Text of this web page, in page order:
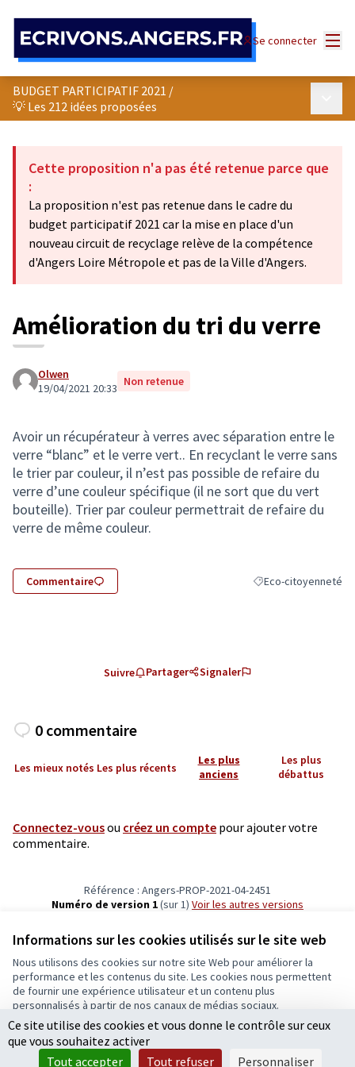
Informations sur les cookies utilisés sur le site web
Nous utilisons des cookies sur notre site Web pour améliorer la
performance et les contenus du site. Les cookies nous permettent
de fournir une expérience utilisateur et un contenu plus
personnalisés à partir de nos canaux de médias sociaux.
Tout accepter
Accepter seulement les cookies essentiels
Se connecter
BUDGET PARTICIPATIF 2021 /
💡 Les 212 idées proposées
Cette proposition n'a pas été retenue parce que
:
La proposition n'est pas retenue dans le cadre du
budget participatif 2021 car la mise en place d'un
nouveau circuit de recyclage relève de la compétence
d'Angers Loire Métropole et pas de la Ville d'Angers.
Amélioration du tri du verre
Olwen
19/04/2021 20:33 Non retenue
Avoir un récupérateur à verres avec séparation entre le
verre “blanc” et le verre vert.. En recyclant le verre sans
le trier par couleur, il n’est pas possible de refaire du
verre d’une couleur spécifique (il ne sort que du vert
bouteille). Trier par couleur permettrait de refaire du
verre de même couleur.
Commentaire Filtrer les résultats
Eco-citoyenneté
Suivre Partager Signaler
0 commentaire
Les mieux notés Les plus récents
Les plus
anciens
Les plus
débattus
Connectez-vousou créez un compte pour ajouter votre
commentaire.
Référence : Angers-PROP-2021-04-2451
Numéro de version 1(sur 1)
voir les autres versions
Conditions d'utilisation
Paramètres des cookies
Ecrivons Angers sur X
(Lien externe)
Ecrivons Angers sur Facebook
(Lien externe)
Ce site utilise des cookies et vous donne le contrôle sur ceux
que vous souhaitez activer
Tout accepter
Tout refuser Personnaliser